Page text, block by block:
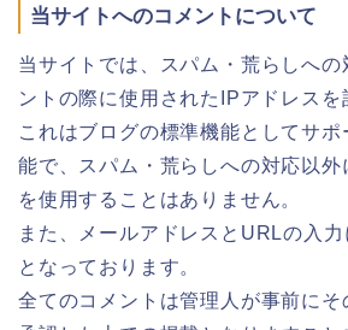
当サイトへのコメントについて
当サイトでは、スパム・荒らしへの
ントの際に使用されたIPアドレスを
これはブログの標準機能としてサ
能で、スパム・荒らしへの対応以外
を使用することはありません。
また、メールアドレスとURLの入
となっております。
全てのコメントは管理人が事前にそ